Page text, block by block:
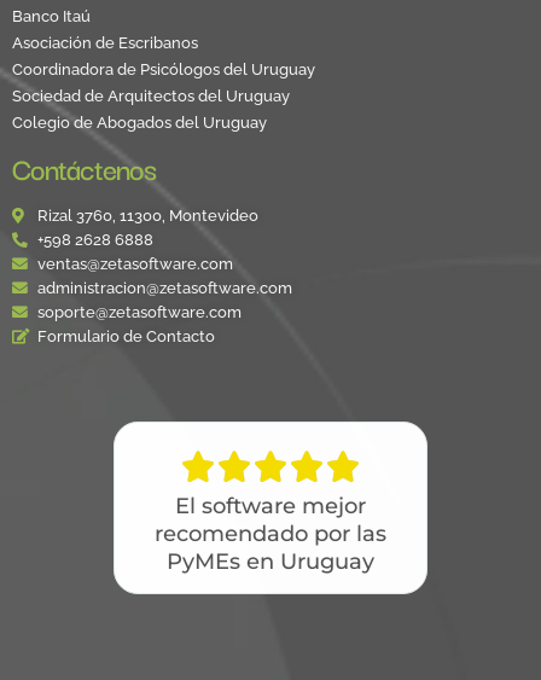
Banco Itaú
Asociación de Escribanos
Coordinadora de Psicólogos del Uruguay
Sociedad de Arquitectos del Uruguay
Colegio de Abogados del Uruguay
Contáctenos
Rizal 3760, 11300, Montevideo
+598 2628 6888
ventas@zetasoftware.com
administracion@zetasoftware.com
soporte@zetasoftware.com
Formulario de Contacto

El software mejor
recomendado por las
PyMEs en Uruguay